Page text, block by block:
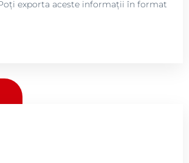
exporta aceste informații în format